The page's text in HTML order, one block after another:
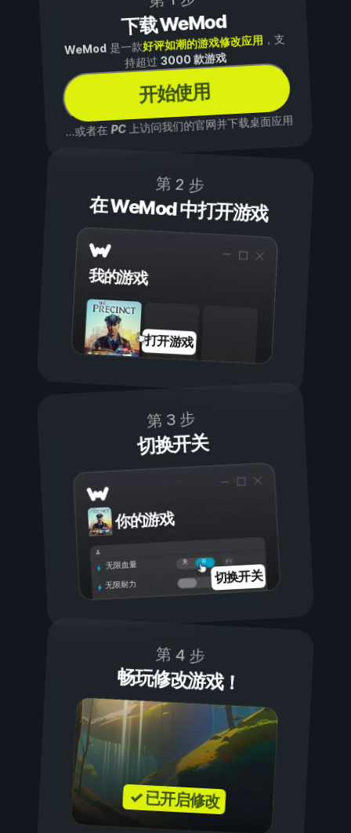
下载 WeMod
WeMod是一款好评如潮的游戏修改应用 ，支
持超过3000 款游戏
开始使用
...或者在PC上访问我们的官网并下载桌面应用
第 2 步
在 WeMod 中打开游戏
我的游戏
打开游戏
第 3 步
切换开关
你的游戏
开
关
无限血量
无限耐力
切换开关
第 4 步
畅玩修改游戏！
✓ 已开启修改